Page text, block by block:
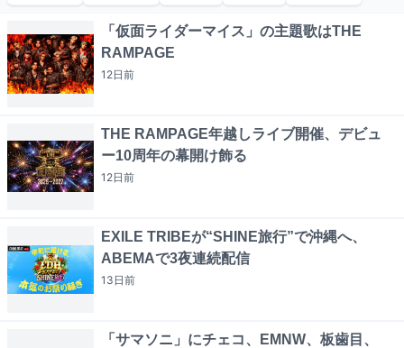
「仮面ライダーマイス」の主題歌はTHE
RAMPAGE
12日前
THE RAMPAGE年越しライブ開催、デビュ
ー10周年の幕開け飾る
12日前
EXILE TRIBEが“SHINE旅行”で沖縄へ、
ABEMAで3夜連続配信
13日前
「サマソニ」にチェコ、EMNW、板歯目、